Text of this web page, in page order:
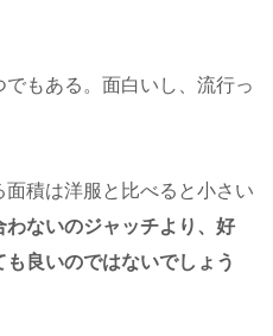
もある。面白いし、流行っ
積は洋服と比べると小さい
わないのジャッチより、好
良いのではないでしょう